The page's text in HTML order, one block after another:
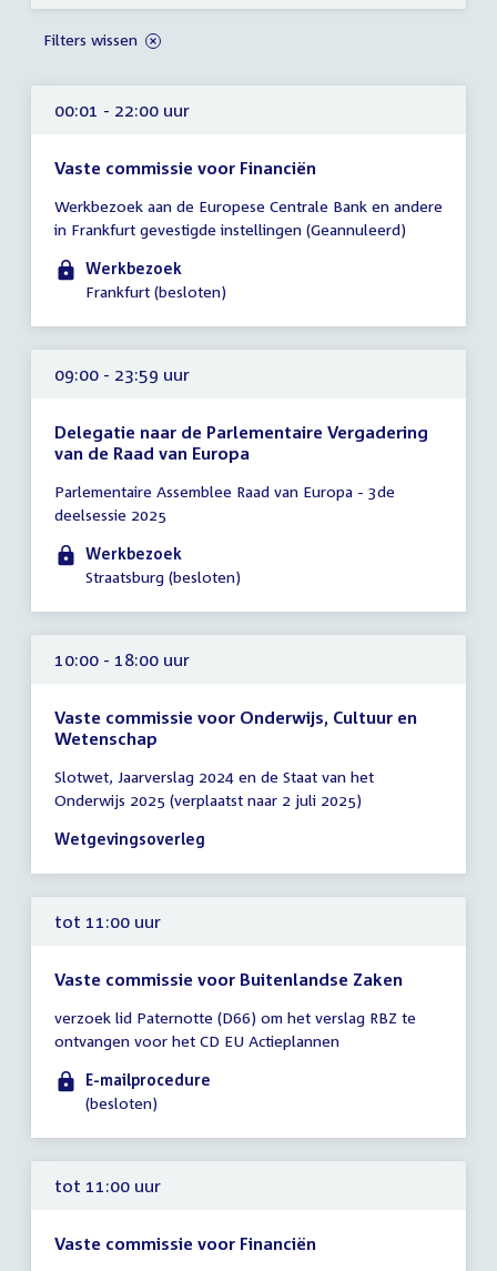
00:01 - 22:00 uur
Vaste commissie voor Financiën
vergadering
00:01
22:00
Werkbezoek aan de Europese Centrale Bank en andere
in Frankfurt gevestigde instellingen (Geannuleerd)
Werkbezoek
Frankfurt (besloten)
09:00 - 23:59 uur
Delegatie naar de Parlementaire Vergadering
van de Raad van Europa
vergadering
09:00
23:59
Parlementaire Assemblee Raad van Europa - 3de
deelsessie 2025
Werkbezoek
Straatsburg (besloten)
10:00 - 18:00 uur
Vaste commissie voor Onderwijs, Cultuur en
Wetenschap
vergadering
10:00
-
uur
Slotwet, Jaarverslag 2024 en de Staat van het
Onderwijs 2025 (verplaatst naar 2 juli 2025)
Wetgevingsoverleg
tot 11:00 uur
Vaste commissie voor Buitenlandse Zaken
vergadering
tot
11:00
uur
verzoek lid Paternotte (D66) om het verslag RBZ te
ontvangen voor het CD EU Actieplannen
E-mailprocedure
(besloten)
tot 11:00 uur
Vaste commissie voor Financiën
Filters wissen